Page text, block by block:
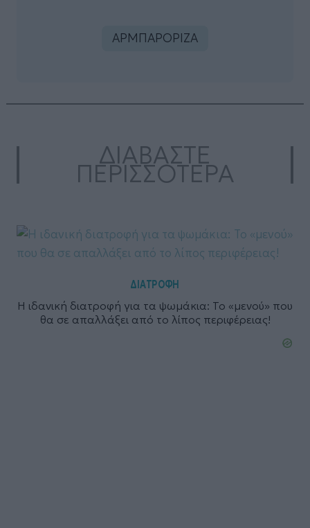
ΑΡΜΠΑΡΟΡΙΖΑ
ΔΙΑΒΑΣΤΕ
ΠΕΡΙΣΣΟΤΕΡΑ
ΔΙΑΤΡΟΦΗ
H ιδανική διατροφή για τα ψωμάκια: Το «μενού» που
θα σε απαλλάξει από το λίπος περιφέρειας!